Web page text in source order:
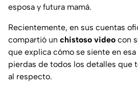
esposa y futura mamá.
Recientemente, en sus cuentas
compartió un chistoso video con
que explica cómo se siente en
pierdas de todos los detalles que
al respecto.